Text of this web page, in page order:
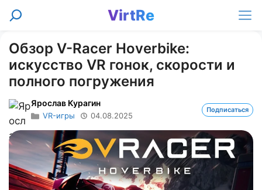
Перейти
VirtRe
Поиск
Обзор V-Racer Hoverbike:
искусство VR гонок, скорости и
полного погружения
Ярослав Курагин
VR-игры 04.08.2025
Подписаться